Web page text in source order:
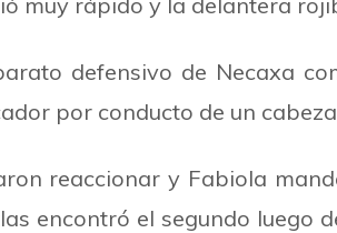
defensivo de Necaxa
por conducto de un
reaccionar y Fabiola
encontró el segundo luego